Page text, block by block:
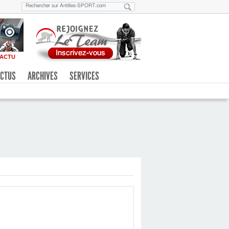
ARCHIVES SERVICES